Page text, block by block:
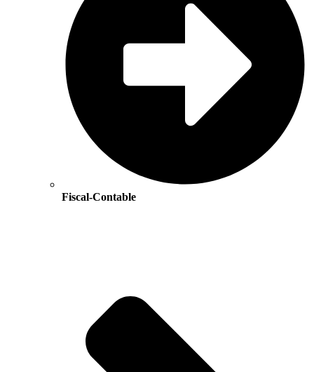
Fiscal-Contable